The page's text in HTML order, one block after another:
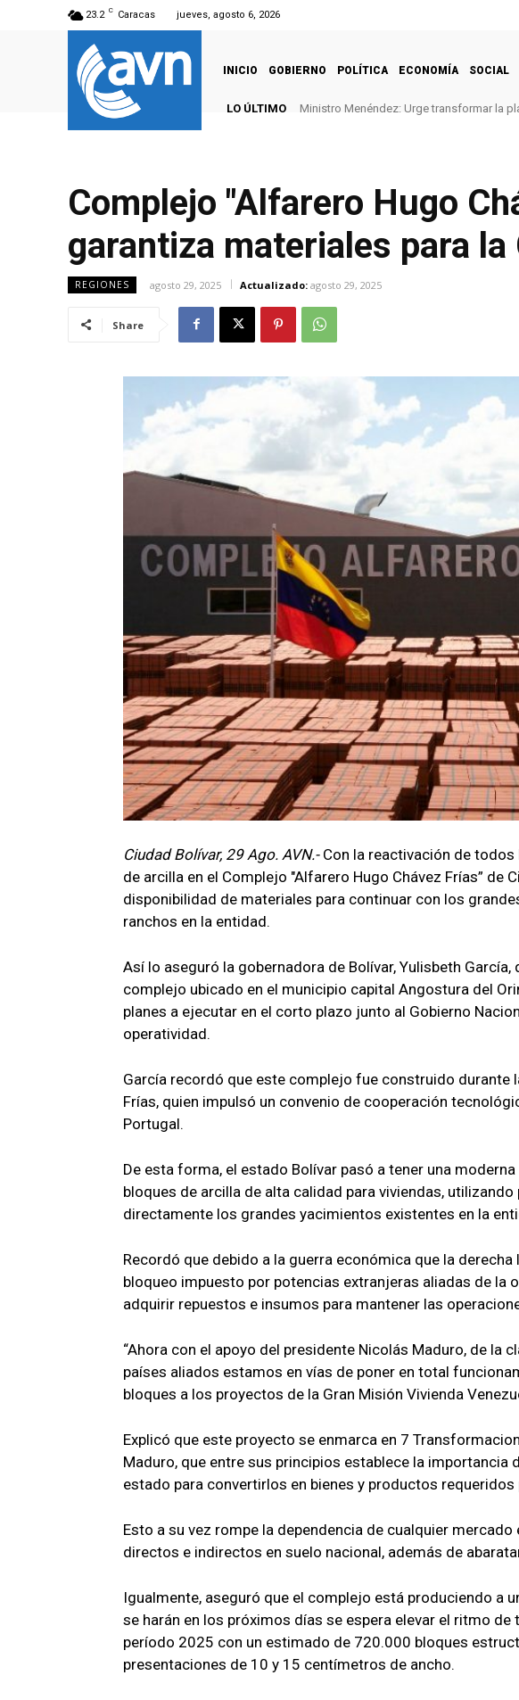
23.2 C Caracas jueves, agosto 6, 2026
INICIO GOBIERNO POLÍTICA ECONOMÍA SOCIAL
LO ÚLTIMO Ministro Menéndez: Urge transformar la
Complejo "Alfarero Hugo
garantiza materiales para la
REGIONES agosto 29, 2025 Actualizado: agosto 29, 2025
Share
Ciudad Bolívar, 29 Ago. AVN.- Con la reactivación de
de arcilla en el Complejo "Alfarero Hugo Chávez Frías” de
disponibilidad de materiales para continuar con los
ranchos en la entidad.
Así lo aseguró la gobernadora de Bolívar, Yulisbeth
complejo ubicado en el municipio capital Angostura del
planes a ejecutar en el corto plazo junto al Gobierno
operatividad.
García recordó que este complejo fue construido durante
Frías, quien impulsó un convenio de cooperación
Portugal.
De esta forma, el estado Bolívar pasó a tener una
bloques de arcilla de alta calidad para viviendas,
directamente los grandes yacimientos existentes en la
Recordó que debido a la guerra económica que la
bloqueo impuesto por potencias extranjeras aliadas de la
adquirir repuestos e insumos para mantener las
“Ahora con el apoyo del presidente Nicolás Maduro, de la
países aliados estamos en vías de poner en total
bloques a los proyectos de la Gran Misión Vivienda
Explicó que este proyecto se enmarca en 7
Maduro, que entre sus principios establece la importancia
estado para convertirlos en bienes y productos requeridos
Esto a su vez rompe la dependencia de cualquier
directos e indirectos en suelo nacional, además de
Igualmente, aseguró que el complejo está produciendo a
se harán en los próximos días se espera elevar el ritmo
período 2025 con un estimado de 720.000 bloques
presentaciones de 10 y 15 centímetros de ancho.